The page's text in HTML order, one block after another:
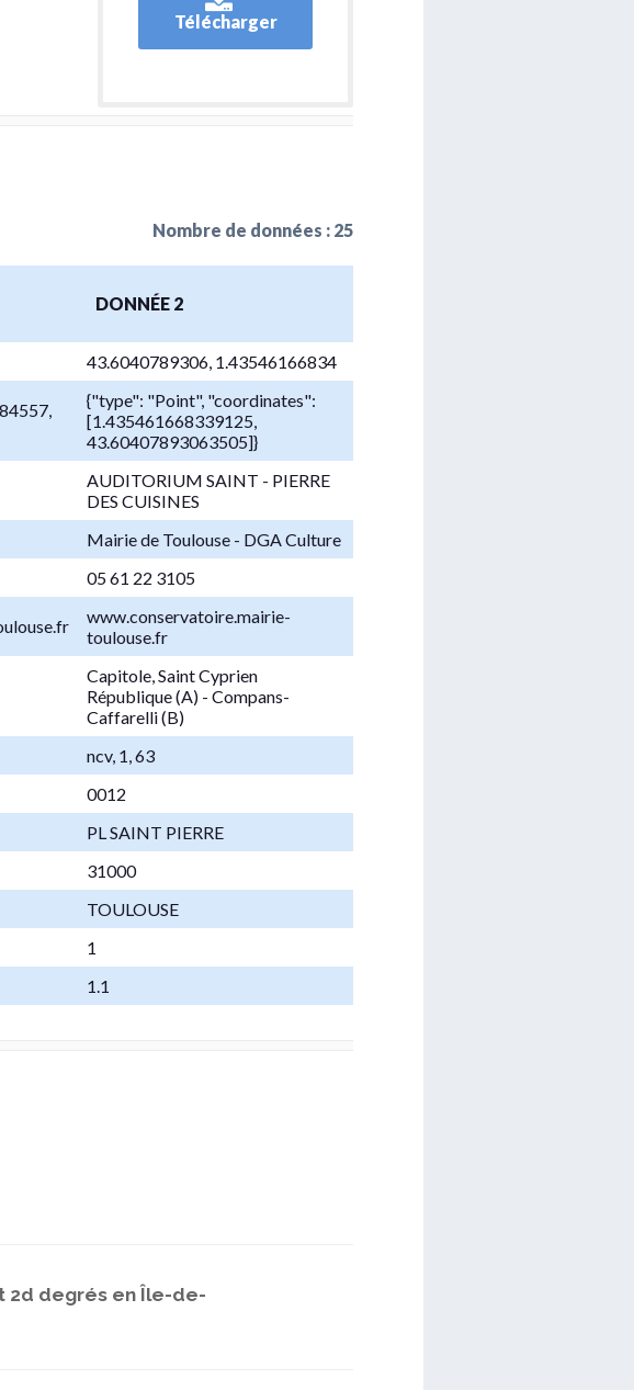
Télécharger
Nombre de données : 25
DONNÉE 2
43.6040789306, 1.43546166834
{"type": "Point", "coordinates":
[1.435461668339125,
43.60407893063505]}
AUDITORIUM SAINT - PIERRE
DES CUISINES
Mairie de Toulouse - DGA Culture
05 61 22 3105
www.conservatoire.mairie-
toulouse.fr
Capitole, Saint Cyprien
République (A) - Compans-
Caffarelli (B)
ncv, 1, 63
0012
PL SAINT PIERRE
31000
TOULOUSE
1
1.1
2d degrés en Île-de-